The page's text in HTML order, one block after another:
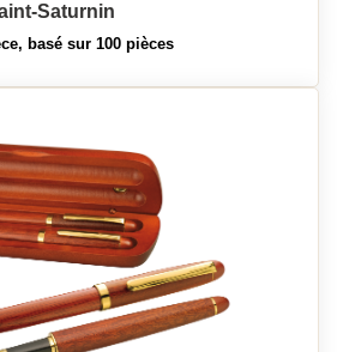
Saturnin
basé sur 100 pièces